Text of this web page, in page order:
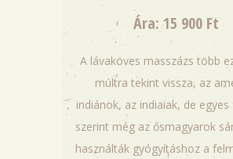
Ára: 15 900 Ft
A lávaköves masszázs több
múltra tekint vissza, az
indiánok, az indiaiak, de
szerint még az ősmagyarok
használták gyógyításhoz a